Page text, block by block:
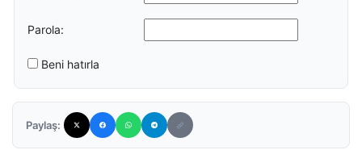
Parola:
Beni hatırla
Paylaş: